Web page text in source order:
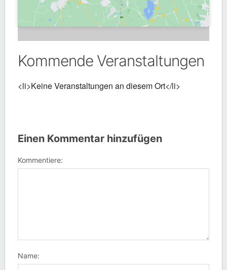
Kommende Veranstaltungen
<li>Keine Veranstaltungen an diesem Ort</li>
Einen Kommentar hinzufügen
Kommentiere:
Name: